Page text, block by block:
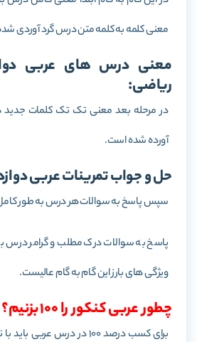
معنی کلمه به کلمه متن درس گرد آوردی
معنی درس های عربی
ریاضی:
در مرحله بعد معنی تک تک کلمات
آورده شده است.
حل و جواب تمرینات عربی
سپس پاسخ به سوالات هر درس به طور
پاسخ به سوالات درک مطلب و گرامر درس
ویژگی های بارز این گام به گام عالیست.
چطور عربی کنکور را 100 بزنیم؟
برای کسب درصد 100 در درس